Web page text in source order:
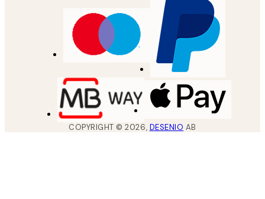
COPYRIGHT ©2026, DESENIO AB